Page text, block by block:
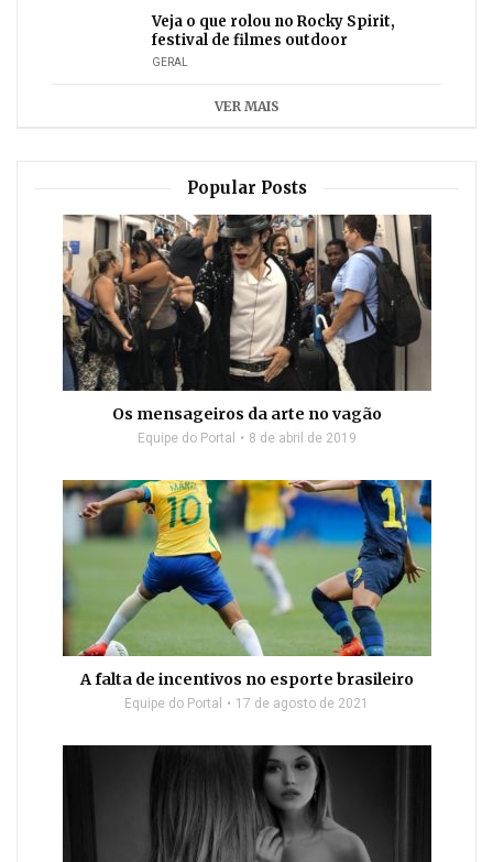
Veja o que rolou no Rocky Spirit,
festival de filmes outdoor
GERAL
VER MAIS
Popular Posts
Os mensageiros da arte no vagão
Equipe do Portal 8 de abril de 2019
A falta de incentivos no esporte brasileiro
Equipe do Portal 17 de agosto de 2021